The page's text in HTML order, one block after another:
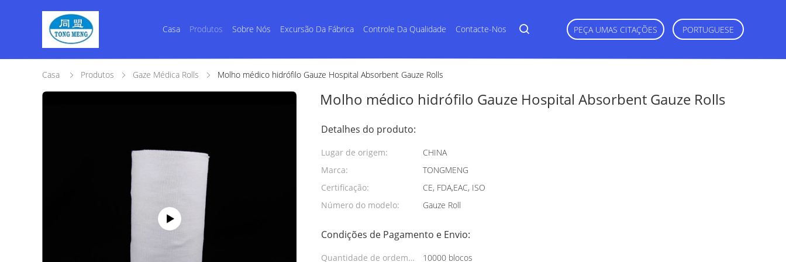
Casa Produtos Sobre Nós Excursão Da Fábrica Controle Da Qualidade Contacte-Nos PEÇA UMAS CITAÇÕES PORTUGUESE
Casa Produtos Gaze Médica Rolls Molho médico hidrófilo Gauze Hospital Absorbent Gauze Rolls
Molho médico hidrófilo Gauze Hospital Absorbent Gauze Rolls
Detalhes do produto:
Lugar de origem:
CHINA
Marca:
TONGMENG
Certificação:
CE, FDA,EAC, ISO
Número do modelo:
Gauze Roll
Condições de Pagamento e Envio:
Quantidade de ordem
10000 blocos